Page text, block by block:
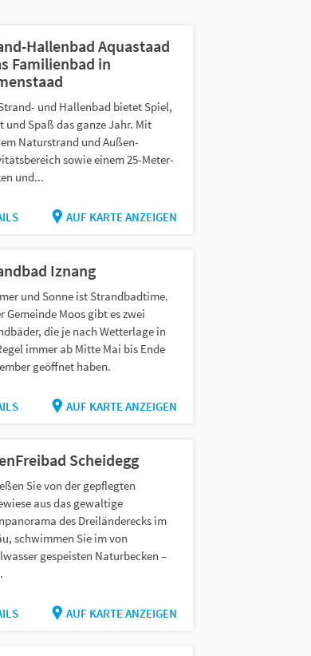
Hallenbad Aquastaad
Familienbad in
und Hallenbad bietet Spiel,
und Spaß das ganze Jahr. Mit
Naturstrand und Außen-
sowie einem 25-Meter-
und...
AUF KARTE ANZEIGEN
Iznang
und Sonne ist Strandbadtime.
Gemeinde Moos gibt es zwei
die je nach Wetterlage in
immer ab Mitte Mai bis Ende
geöffnet haben.
AUF KARTE ANZEIGEN
Scheidegg
Sie von der gepflegten
aus das gewaltige
des Dreiländerecks im
schwimmen Sie im von
gespeisten Naturbecken –
AUF KARTE ANZEIGEN